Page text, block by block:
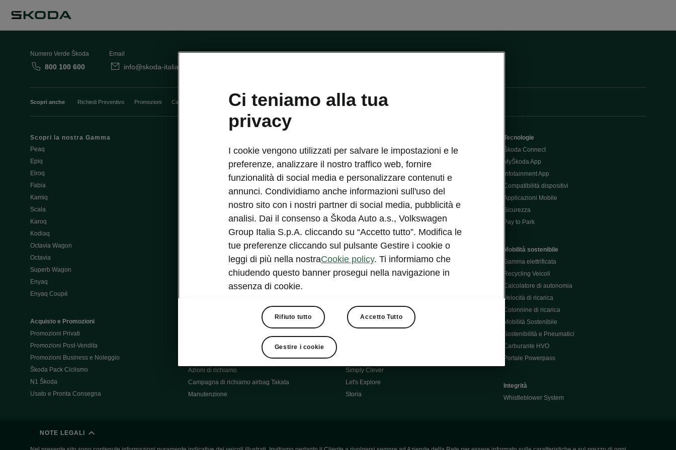
Numero Verde Škoda
800 100 600
Email
info@skoda-italia.it
Scopri anche Richiedi Preventivo Promozioni Cataloghi e Listini Car Configurator Rete Škoda
Scopri la nostra Gamma
Peaq
Epiq
Elroq
Fabia
Kamiq
Scala
Karoq
Kodiaq
Octavia Wagon
Octavia
Superb Wagon
Enyaq
Enyaq Coupé
Acquisto e Promozioni
Promozioni Privati
Promozioni Post-Vendita
Promozioni Business e Noleggio
Škoda Pack Ciclismo
N1 Škoda
Usato e Pronta Consegna
Aziende e P.IVA
Usato Škoda Plus
Cataloghi e listini
Richiedi Preventivo
Richiedi Test Drive
Post-vendita aziende e P.IVA
Škoda Supercard
Azioni di richiamo
Campagna di richiamo airbag Takata
Manutenzione
Informazioni per soccorritori
Dichiarazione di cambio proprietà
Richiedi Assistenza Service
Mondo Škoda
Milano Design Week
Fabia Green Flow
Škoda Official Partner X Factor 202
Elroq Respectline
Contatti
Auto per neopatentati
Simply Clever
Let's Explore
Storia
Tecnologie
Škoda Connect
MyŠkoda App
Infotainment App
Compatibilità dispositivi
Applicazioni Mobile
Sicurezza
Pay to Park
Mobilità sostenibile
Gamma elettrificata
Recycling Veicoli
Calcolatore di autonomia
Velocità di ricarica
Colonnine di ricarica
Mobilità Sostenibile
Sostenibilità e Pneumatici
Carburante HVO
Portale Powerpass
Integrità
Whistleblower System
NOTE LEGALI
Ci teniamo alla tua
privacy
I cookie vengono utilizzati per salvare le impostazioni e le
preferenze, analizzare il nostro traffico web, fornire
funzionalità di social media e personalizzare contenuti e
annunci. Condividiamo anche informazioni sull'uso del
nostro sito con i nostri partner di social media, pubblicità e
analisi. Dai il consenso a Škoda Auto a.s., Volkswagen
Group Italia S.p.A. cliccando su “Accetto tutto”. Modifica le
tue preferenze cliccando sul pulsante Gestire i cookie o
leggi di più nella nostraCookie policy. Ti informiamo che
chiudendo questo banner prosegui nella navigazione in
assenza di cookie.
Rifiuto tutto Accetto Tutto
Gestire i cookie